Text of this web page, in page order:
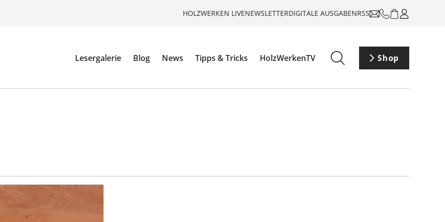
HOLZWERKEN LIVENEWSLETTERDIGITALE AUSGABENRSS
Lesergalerie Blog News Tipps & Tricks HolzWerkenTV Shop